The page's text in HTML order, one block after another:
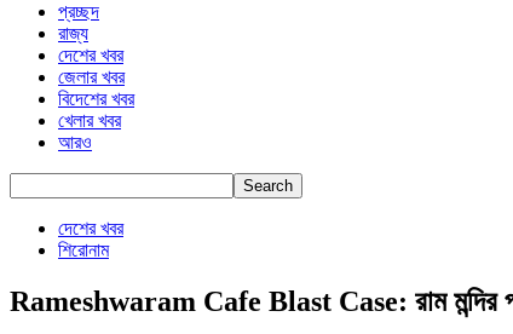
প্রচ্ছদ
রাজ্য
দেশের খবর
জেলার খবর
বিদেশের খবর
খেলার খবর
আরও
দেশের খবর
শিরোনাম
Rameshwaram Cafe Blast Case: রাম মন্দির